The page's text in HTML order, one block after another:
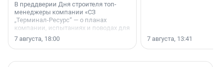
В преддверии Дня строителя топ-
менеджеры компании «СЗ
„Терминал-Ресурс“ — о планах
компании, испытаниях и поводах для
осторожного оптимизма.
7 августа, 18:00 7 августа, 13:41